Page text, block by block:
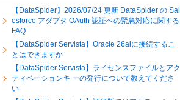
【DataSpider】2026/07/24 更新 DataSpider の Sal
esforce アダプタ OAuth 認証への緊急対応に関する
FAQ
【DataSpider Servista】Oracle 26aiに接続するこ
とはできますか
【DataSpider Servista】ライセンスファイルとアク
ティベーションキ ーの発行について教えてくださ
い